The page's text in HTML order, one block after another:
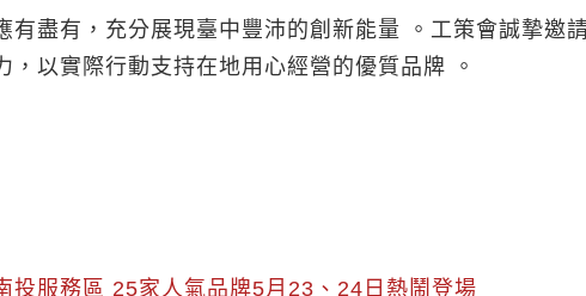
盡有，充分展現臺中豐沛的創新能量 。工策會誠摯邀
以實際行動支持在地用心經營的優質品牌 。
投服務區 25家人氣品牌5月23、24日熱鬧登場